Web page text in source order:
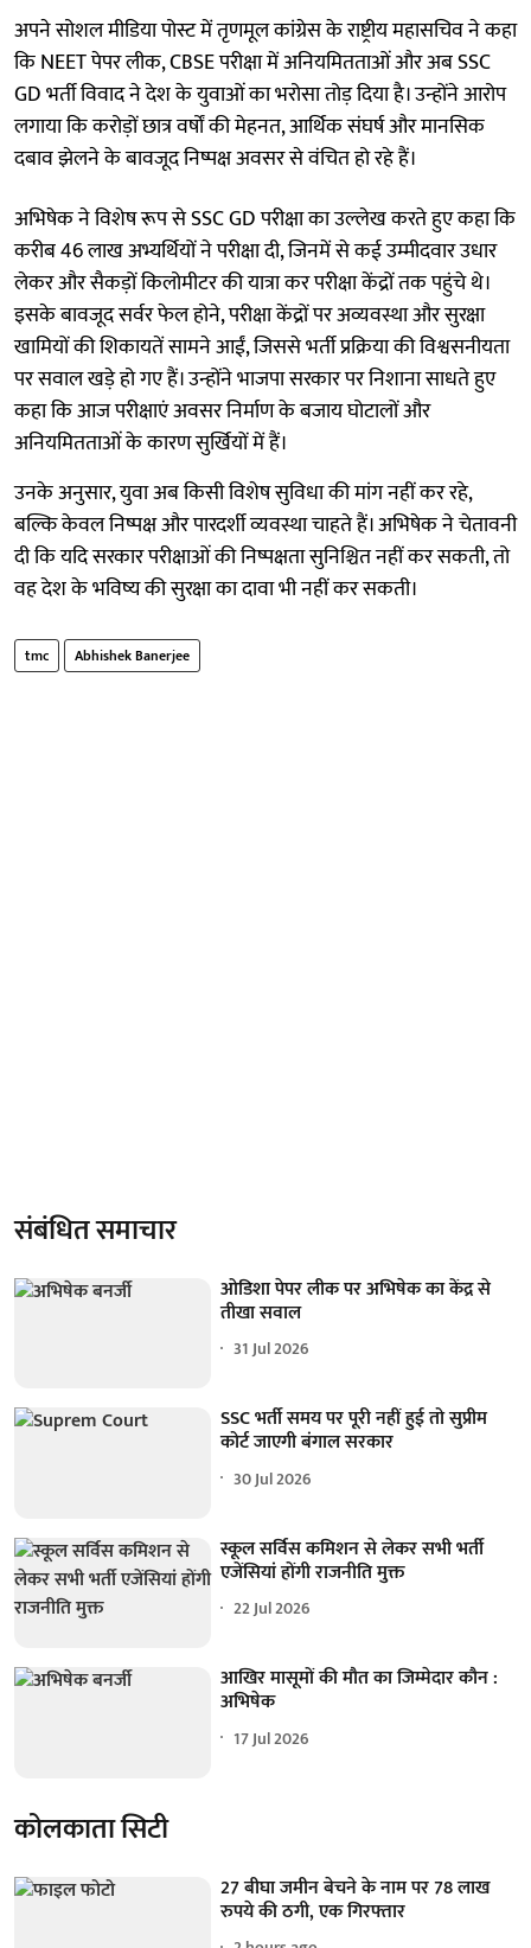
अपने सोशल मीडिया पोस्ट में तृणमूल कांग्रेस के राष्ट्रीय महासचिव ने कहा
कि NEET पेपर लीक, CBSE परीक्षा में अनियमितताओं और अब SSC
GD भर्ती विवाद ने देश के युवाओं का भरोसा तोड़ दिया है। उन्होंने आरोप
लगाया कि करोड़ों छात्र वर्षों की मेहनत, आर्थिक संघर्ष और मानसिक
दबाव झेलने के बावजूद निष्पक्ष अवसर से वंचित हो रहे हैं।
अभिषेक ने विशेष रूप से SSC GD परीक्षा का उल्लेख करते हुए कहा कि
करीब 46 लाख अभ्यर्थियों ने परीक्षा दी, जिनमें से कई उम्मीदवार उधार
लेकर और सैकड़ों किलोमीटर की यात्रा कर परीक्षा केंद्रों तक पहुंचे थे।
इसके बावजूद सर्वर फेल होने, परीक्षा केंद्रों पर अव्यवस्था और सुरक्षा
खामियों की शिकायतें सामने आईं, जिससे भर्ती प्रक्रिया की विश्वसनीयता
पर सवाल खड़े हो गए हैं। उन्होंने भाजपा सरकार पर निशाना साधते हुए
कहा कि आज परीक्षाएं अवसर निर्माण के बजाय घोटालों और
अनियमितताओं के कारण सुर्खियों में हैं।
उनके अनुसार, युवा अब किसी विशेष सुविधा की मांग नहीं कर रहे,
बल्कि केवल निष्पक्ष और पारदर्शी व्यवस्था चाहते हैं। अभिषेक ने चेतावनी
दी कि यदि सरकार परीक्षाओं की निष्पक्षता सुनिश्चित नहीं कर सकती, तो
वह देश के भविष्य की सुरक्षा का दावा भी नहीं कर सकती।
tmc Abhishek Banerjee
संबंधित समाचार
ओडिशा पेपर लीक पर अभिषेक का केंद्र से
तीखा सवाल
31 Jul 2026
SSC भर्ती समय पर पूरी नहीं हुई तो सुप्रीम
कोर्ट जाएगी बंगाल सरकार
30 Jul 2026
स्कूल सर्विस कमिशन से लेकर सभी भर्ती
एजेंसियां होंगी राजनीति मुक्त
22 Jul 2026
आखिर मासूमों की मौत का जिम्मेदार कौन :
अभिषेक
17 Jul 2026
कोलकाता सिटी
27 बीघा जमीन बेचने के नाम पर 78 लाख
रुपये की ठगी, एक गिरफ्तार